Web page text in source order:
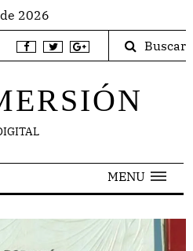
2026
Buscar
MENU